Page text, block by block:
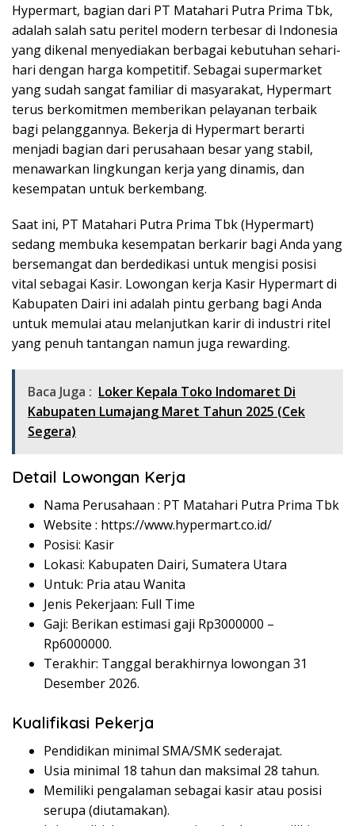
Hypermart, bagian dari PT Matahari Putra Prima Tbk,
adalah salah satu peritel modern terbesar di Indonesia
yang dikenal menyediakan berbagai kebutuhan sehari-
hari dengan harga kompetitif. Sebagai supermarket
yang sudah sangat familiar di masyarakat, Hypermart
terus berkomitmen memberikan pelayanan terbaik
bagi pelanggannya. Bekerja di Hypermart berarti
menjadi bagian dari perusahaan besar yang stabil,
menawarkan lingkungan kerja yang dinamis, dan
kesempatan untuk berkembang.
Saat ini, PT Matahari Putra Prima Tbk (Hypermart)
sedang membuka kesempatan berkarir bagi Anda yang
bersemangat dan berdedikasi untuk mengisi posisi
vital sebagai Kasir. Lowongan kerja Kasir Hypermart di
Kabupaten Dairi ini adalah pintu gerbang bagi Anda
untuk memulai atau melanjutkan karir di industri ritel
yang penuh tantangan namun juga rewarding.
Baca Juga : Loker Kepala Toko Indomaret Di
Kabupaten Lumajang Maret Tahun 2025 (Cek
Segera)
Detail Lowongan Kerja
Nama Perusahaan : PT Matahari Putra Prima Tbk
Website : https://www.hypermart.co.id/
Posisi: Kasir
Lokasi: Kabupaten Dairi, Sumatera Utara
Untuk: Pria atau Wanita
Jenis Pekerjaan: Full Time
Gaji: Berikan estimasi gaji Rp3000000 –
Rp6000000.
Terakhir: Tanggal berakhirnya lowongan 31
Desember 2026.
Kualifikasi Pekerja
Pendidikan minimal SMA/SMK sederajat.
Usia minimal 18 tahun dan maksimal 28 tahun.
Memiliki pengalaman sebagai kasir atau posisi
serupa (diutamakan).